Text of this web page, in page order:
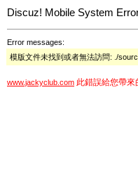
Discuz! Mobile System
Error messages:
模版文件未找到或者無法訪問: ./
www.jackyclub.com 此錯誤給您帶